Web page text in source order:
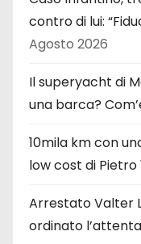
contro di lui:
Agosto 2026
Il superyacht di
una barca?
10mila km con
low cost di Pietro
Arrestato Valter
ordinato